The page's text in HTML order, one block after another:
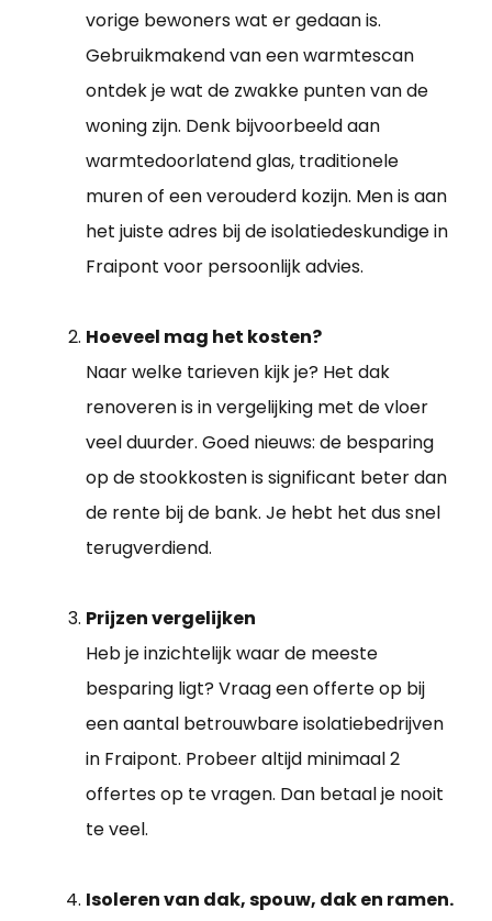
vorige bewoners wat er gedaan is.
Gebruikmakend van een warmtescan
ontdek je wat de zwakke punten van de
woning zijn. Denk bijvoorbeeld aan
warmtedoorlatend glas, traditionele
muren of een verouderd kozijn. Men is aan
het juiste adres bij de isolatiedeskundige in
Fraipont voor persoonlijk advies.
Hoeveel mag het kosten?
Naar welke tarieven kijk je? Het dak
renoveren is in vergelijking met de vloer
veel duurder. Goed nieuws: de besparing
op de stookkosten is significant beter dan
de rente bij de bank. Je hebt het dus snel
terugverdiend.
Prijzen vergelijken
Heb je inzichtelijk waar de meeste
besparing ligt? Vraag een offerte op bij
een aantal betrouwbare isolatiebedrijven
in Fraipont. Probeer altijd minimaal 2
offertes op te vragen. Dan betaal je nooit
te veel.
Isoleren van dak, spouw, dak en ramen.